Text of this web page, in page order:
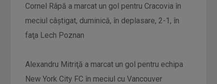
Cornel Râpă a marcat un gol pentru Cracovia în
meciul câştigat, duminică, în deplasare, 2-1, în
faţa Lech Poznan
Alexandru Mitriţă a marcat un gol pentru echipa
New York City FC în meciul cu Vancouver